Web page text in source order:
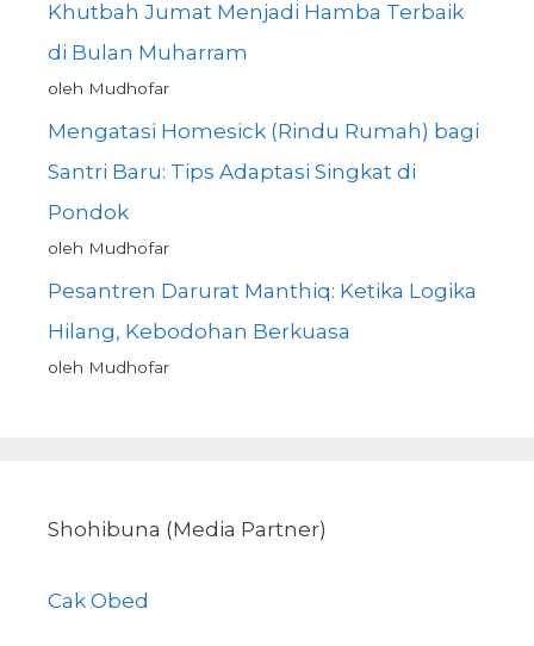
Khutbah Jumat Menjadi Hamba Terbaik
di Bulan Muharram
oleh Mudhofar
Mengatasi Homesick (Rindu Rumah) bagi
Santri Baru: Tips Adaptasi Singkat di
Pondok
oleh Mudhofar
Pesantren Darurat Manthiq: Ketika Logika
Hilang, Kebodohan Berkuasa
oleh Mudhofar
Shohibuna (Media Partner)
Cak Obed